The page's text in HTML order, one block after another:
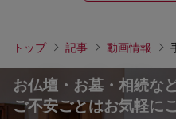
トップ 記事 動画情報
お仏壇・お墓・相続な
ご不安ごとはお気軽に